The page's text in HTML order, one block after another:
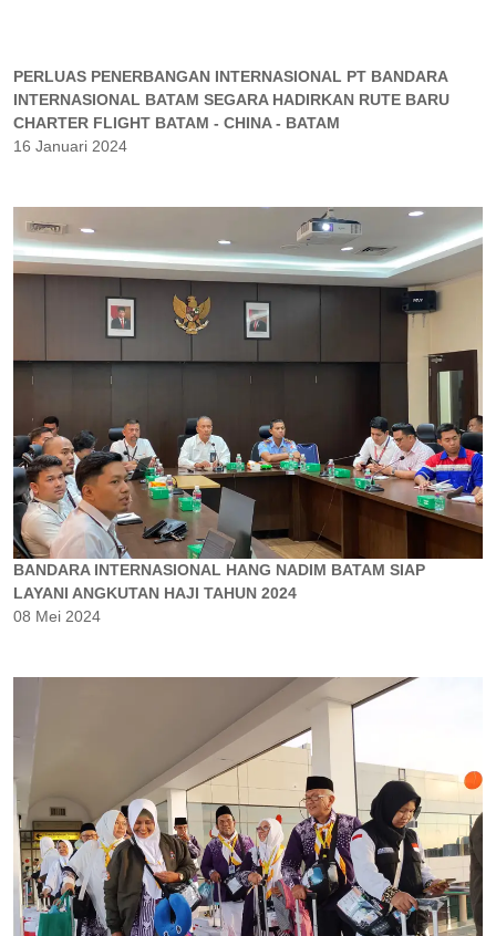
PERLUAS PENERBANGAN INTERNASIONAL PT BANDARA
INTERNASIONAL BATAM SEGARA HADIRKAN RUTE BARU
CHARTER FLIGHT BATAM - CHINA - BATAM
16 Januari 2024
BANDARA INTERNASIONAL HANG NADIM BATAM SIAP
LAYANI ANGKUTAN HAJI TAHUN 2024
08 Mei 2024